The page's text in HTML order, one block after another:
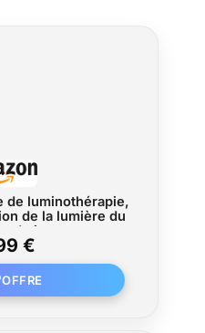
de luminothérapie,
de la lumière du
du jour compacte
pochette de
x 15,6 x 2,6 cm
€